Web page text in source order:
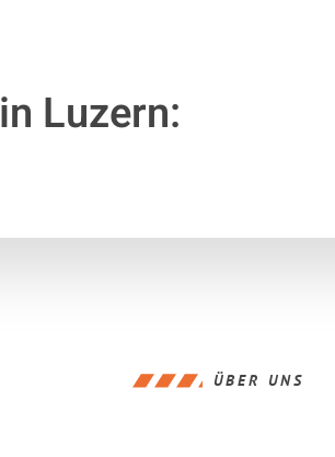
in Luzern:
ÜBER UNS